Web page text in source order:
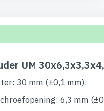
UM
30 mm (±0,1 mm).
6,3 mm